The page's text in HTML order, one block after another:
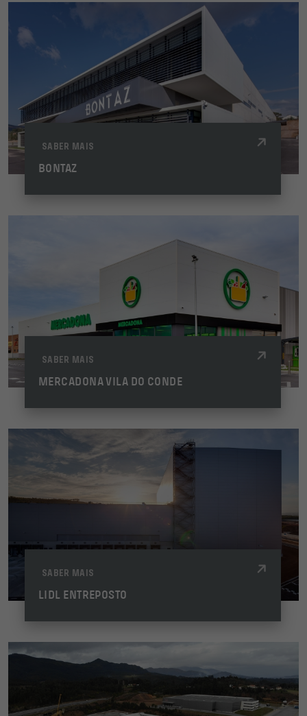
SABER MAIS
BONTAZ
SABER MAIS
MERCADONA VILA DO CONDE
SABER MAIS
LIDL ENTREPOSTO